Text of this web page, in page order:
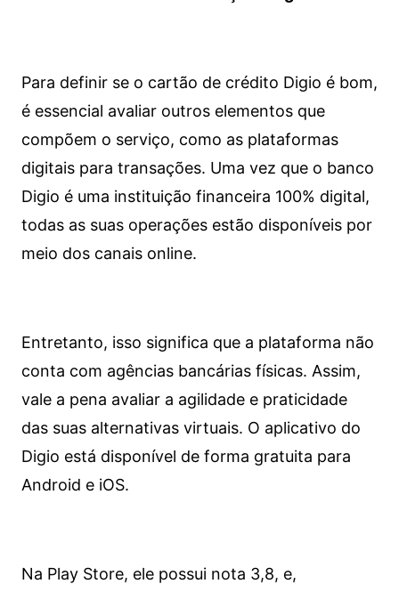
Para definir se o cartão de crédito Digio é bom,
é essencial avaliar outros elementos que
compõem o serviço, como as plataformas
digitais para transações. Uma vez que o banco
Digio é uma instituição financeira 100% digital,
todas as suas operações estão disponíveis por
meio dos canais online.
Entretanto, isso significa que a plataforma não
conta com agências bancárias físicas. Assim,
vale a pena avaliar a agilidade e praticidade
das suas alternativas virtuais. O aplicativo do
Digio está disponível de forma gratuita para
Android e iOS.
Na Play Store, ele possui nota 3,8, e,